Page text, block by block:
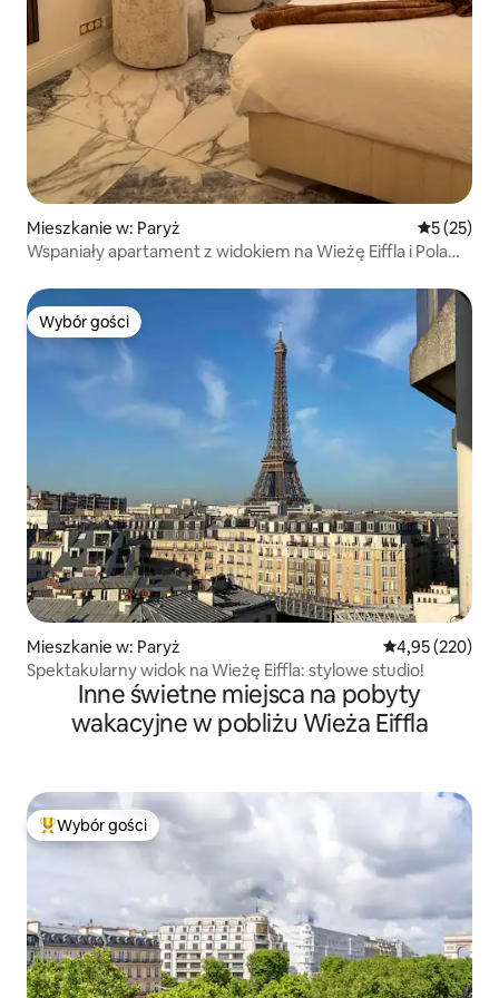
Mieszkanie w: Paryż Średnia
5 (25)
Wspaniały apartament z widokiem na Wieżę Eiffla i Pola
Wybór gości
Wybór gości
Mieszkanie w: Paryż Średnia
4,95 (220)
Spektakularny widok na Wieżę Eiffla: stylowe studio!
Inne świetne miejsca na pobyty
wakacyjne w pobliżu Wieża Eiffla
Najpopularniejsze z kategorii Wybór gości
Wybór gości